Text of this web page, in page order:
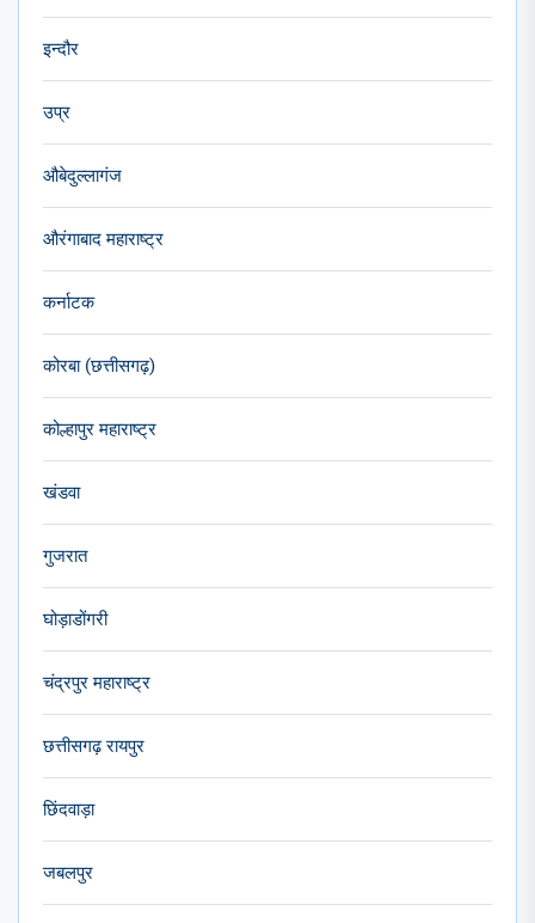
इन्दौर
उप्र
औबेदुल्लागंज
औरंगाबाद महाराष्ट्र
कर्नाटक
कोरबा (छत्तीसगढ़)
कोल्हापुर महाराष्ट्र
खंडवा
गुजरात
घोड़ाडोंगरी
चंद्रपुर महाराष्ट्र
छत्तीसगढ़ रायपुर
छिंदवाड़ा
जबलपुर